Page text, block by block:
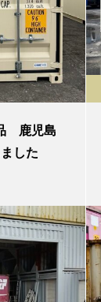
鹿児島
した